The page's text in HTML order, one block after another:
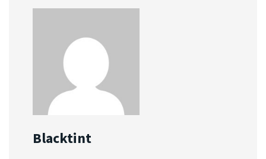
Blacktint